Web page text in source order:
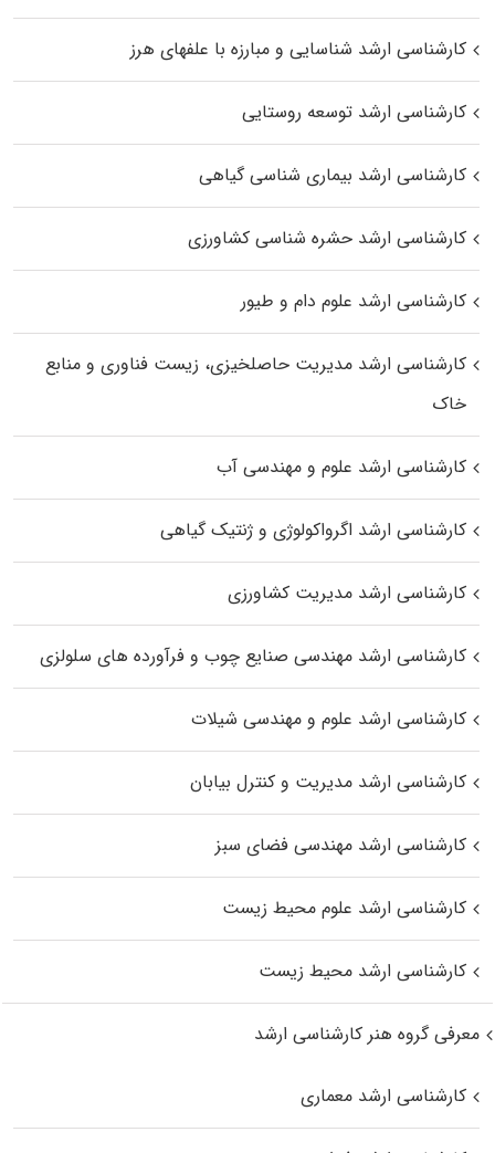
کارشناسی ارشد شناسایی و مبارزه با علفهای هرز
کارشناسی ارشد توسعه روستایی
کارشناسی ارشد بیماری‌ شناسی گیاهی
کارشناسی ارشد حشره‌ شناسی کشاورزی
کارشناسی ارشد علوم دام و طیور
کارشناسی ارشد مدیریت حاصلخیزی، زیست فناوری و منابع
خاک
کارشناسی ارشد علوم و مهندسی آب
کارشناسی ارشد اگرواکولوژی و ژنتیک گیاهی
کارشناسی ارشد مدیریت کشاورزی
کارشناسی ارشد مهندسی صنایع چوب و فرآورده‌ های سلولزی
کارشناسی ارشد علوم و مهندسی شیلات
کارشناسی ارشد مدیریت و کنترل بیابان
کارشناسی ارشد مهندسی فضای سبز
کارشناسی ارشد علوم محیط‌ زیست
کارشناسی ارشد محیط زیست
معرفی گروه هنر کارشناسی ارشد
کارشناسی ارشد معماری